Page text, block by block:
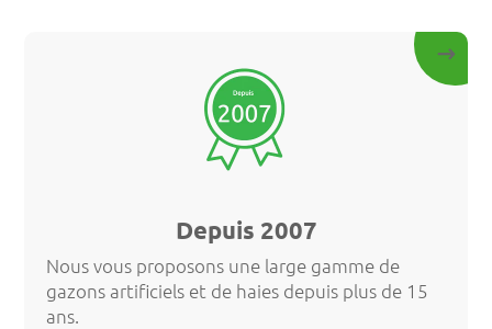
Depuis 2007
Nous vous proposons une large gamme de
gazons artificiels et de haies depuis plus de 15
ans.